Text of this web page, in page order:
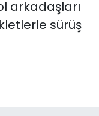
arkadaşları
sürüş